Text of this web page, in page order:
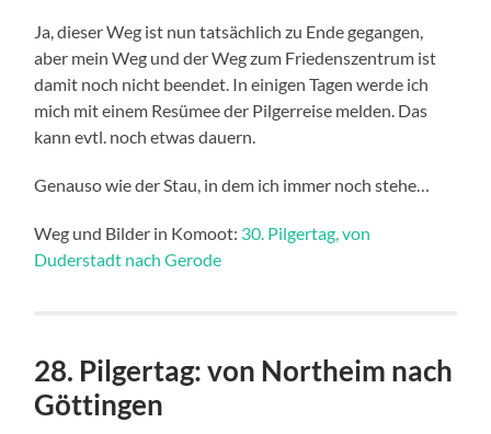
Ja, dieser Weg ist nun tatsächlich zu Ende gegangen,
aber mein Weg und der Weg zum Friedenszentrum ist
damit noch nicht beendet. In einigen Tagen werde ich
mich mit einem Resümee der Pilgerreise melden. Das
kann evtl. noch etwas dauern.
Genauso wie der Stau, in dem ich immer noch stehe…
Weg und Bilder in Komoot: 30. Pilgertag, von
Duderstadt nach Gerode
28. Pilgertag: von Northeim nach
Göttingen